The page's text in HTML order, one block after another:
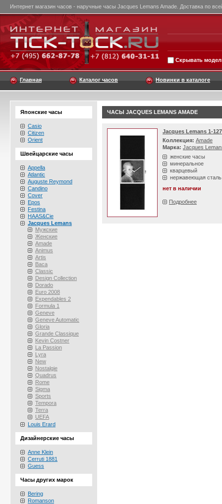
Интернет магазин часов - наручные часы Jacques Lemans Amade. Доставка по
Скрывать
Главная Каталог часов Новинки в каталоге
Японские часы
Casio
Citizen
Orient
Швейцарские часы
Appella
Atlantic
Auguste Reymond
Candino
Cover
Epos
Festina
HAAS&Cie
Jacques Lemans
Мужские
Женские
Amade
Animus
Artis
Baca
Classic
Design Collection
Dorado
Euro 2008
Expendables 2
Formula 1
Geneve
Geneve Automatic
Gloria
Grande Classique
Kevin Costner
La Passion
Lyra
New
Nostalgie
Quadrus
Rome
Sigma
Sports
Tempora
Terra
UEFA
Louis Erard
Дизайнерские часы
Anne Klein
Cerruti 1881
Guess
Часы других марок
Bering
Romanson
ЧАСЫ JACQUES LEMANS AMADE
Jacques Lemans 1-
Коллекция: Amade
Марка: Jacques
женские часы
минеральное
кварцевый
нержавеющая сталь
нет в наличии
Подробнее